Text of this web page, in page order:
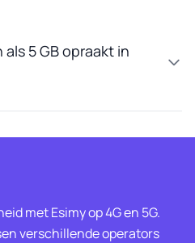
5 GB opraakt in
met Esimy op 4G en 5G.
verschillende operators